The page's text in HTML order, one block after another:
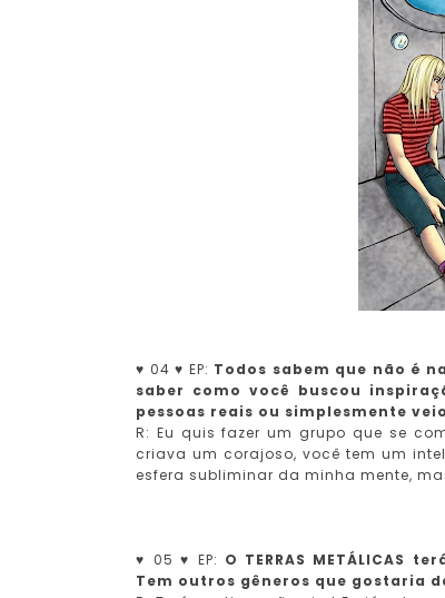
♥ 04 ♥ EP: Todos sabem que não é
saber como você buscou
pessoas reais ou simplesmente
R: Eu quis fazer um grupo que se
criava um corajoso, você tem um
esfera subliminar da minha mente,
♥ 05 ♥ EP: O TERRAS
Tem outros gêneros que gostaria